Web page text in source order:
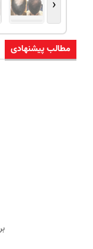
‹
مطالب پیشنهادی